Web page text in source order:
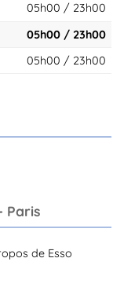
05h00 / 23h00
05h00 / 23h00
05h00 / 23h00
Paris
de Esso